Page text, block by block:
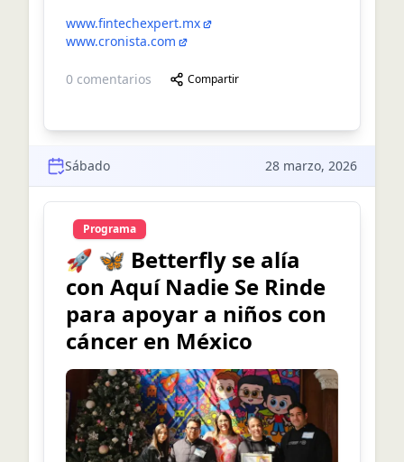
www.fintechexpert.mx
www.cronista.com
0 comentarios Compartir
Sábado 28 marzo, 2026
Programa
🚀 🦋 Betterfly se alía
con Aquí Nadie Se Rinde
para apoyar a niños con
cáncer en México